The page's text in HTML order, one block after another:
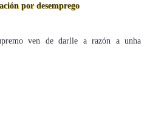
por desemprego
ven de darlle a razón a unha